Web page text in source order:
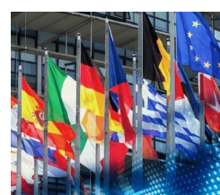
επίκεντρο η επίμονη
Κόσμος
Ορμούζ: Πάνω από
VLCC – Η αγορά
και όχι τα μίλια
Κόσμος